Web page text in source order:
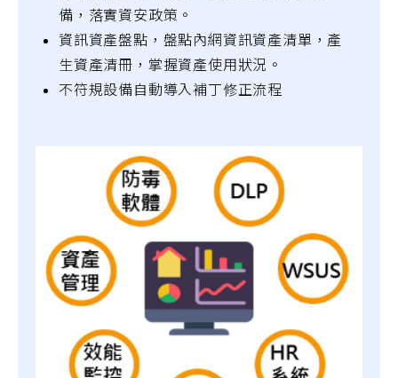
備，落實資安政策。
資訊資產盤點，盤點內網資訊資產清單，產
生資產清冊，掌握資產使用狀況。
不符規設備自動導入補丁修正流程